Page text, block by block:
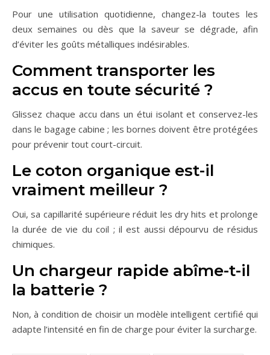
Pour une utilisation quotidienne, changez-la toutes les
deux semaines ou dès que la saveur se dégrade, afin
d’éviter les goûts métalliques indésirables.
Comment transporter les
accus en toute sécurité ?
Glissez chaque accu dans un étui isolant et conservez-les
dans le bagage cabine ; les bornes doivent être protégées
pour prévenir tout court-circuit.
Le coton organique est-il
vraiment meilleur ?
Oui, sa capillarité supérieure réduit les dry hits et prolonge
la durée de vie du coil ; il est aussi dépourvu de résidus
chimiques.
Un chargeur rapide abîme-t-il
la batterie ?
Non, à condition de choisir un modèle intelligent certifié qui
adapte l’intensité en fin de charge pour éviter la surcharge.